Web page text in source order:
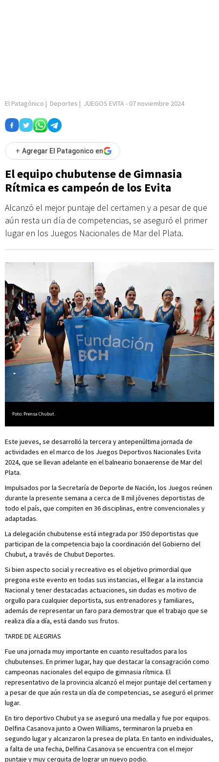
El Patagónico | Deportes | JUEGOS EVITA- 07 noviembre 2024
+ Agregar El Patagonico en
El equipo chubutense de Gimnasia
Rítmica es campeón de los Evita
Alcanzó el mejor puntaje del certamen y a pesar de que
aún resta un día de competencias, se aseguró el primer
lugar en los Juegos Nacionales de Mar del Plata.
Foto: Prensa Chubut.
Este jueves, se desarrolló la tercera y antepenúltima jornada de
actividades en el marco de los Juegos Deportivos Nacionales Evita
2024, que se llevan adelante en el balneario bonaerense de Mar del
Plata.
Impulsados por la Secretaría de Deporte de Nación, los Juegos reúnen
durante la presente semana a cerca de 8 mil jóvenes deportistas de
todo el país, que compiten en 36 disciplinas, entre convencionales y
adaptadas.
La delegación chubutense está integrada por 350 deportistas que
participan de la competencia bajo la coordinación del Gobierno del
Chubut, a través de Chubut Deportes.
Si bien aspecto social y recreativo es el objetivo primordial que
pregona este evento en todas sus instancias, el llegar a la instancia
Nacional y tener destacadas actuaciones, sin dudas es motivo de
orgullo para cualquier deportista, sus entrenadores y familiares,
además de representar un faro para demostrar que el trabajo que se
realiza día a día, está dando sus frutos.
TARDE DE ALEGRIAS
Fue una jornada muy importante en cuanto resultados para los
chubutenses. En primer lugar, hay que destacar la consagración como
campeonas nacionales del equipo de gimnasia rítmica. El
representativo de la provincia alcanzó el mejor puntaje del certamen y
a pesar de que aún resta un día de competencias, se aseguró el primer
lugar.
En tiro deportivo Chubut ya se aseguró una medalla y fue por equipos.
Delfina Casanova junto a Owen Williams, terminaron la prueba en
segundo lugar y alcanzaron la presea de plata. En tanto en individuales,
a falta de una fecha, Delfina Casanova se encuentra con el mejor
puntaje y muy cerquita de lograr un nuevo podio.